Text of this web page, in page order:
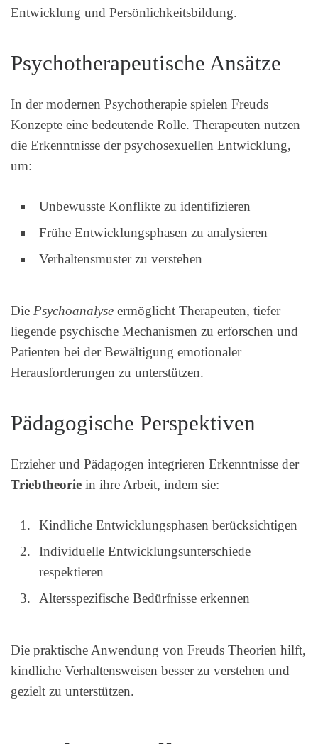
Entwicklung und Persönlichkeitsbildung.
Psychotherapeutische Ansätze
In der modernen Psychotherapie spielen Freuds
Konzepte eine bedeutende Rolle. Therapeuten nutzen
die Erkenntnisse der psychosexuellen Entwicklung,
um:
Unbewusste Konflikte zu identifizieren
Frühe Entwicklungsphasen zu analysieren
Verhaltensmuster zu verstehen
Die Psychoanalyse ermöglicht Therapeuten, tiefer
liegende psychische Mechanismen zu erforschen und
Patienten bei der Bewältigung emotionaler
Herausforderungen zu unterstützen.
Pädagogische Perspektiven
Erzieher und Pädagogen integrieren Erkenntnisse der
Triebtheorie in ihre Arbeit, indem sie:
Kindliche Entwicklungsphasen berücksichtigen
Individuelle Entwicklungsunterschiede
respektieren
Altersspezifische Bedürfnisse erkennen
Die praktische Anwendung von Freuds Theorien hilft,
kindliche Verhaltensweisen besser zu verstehen und
gezielt zu unterstützen.